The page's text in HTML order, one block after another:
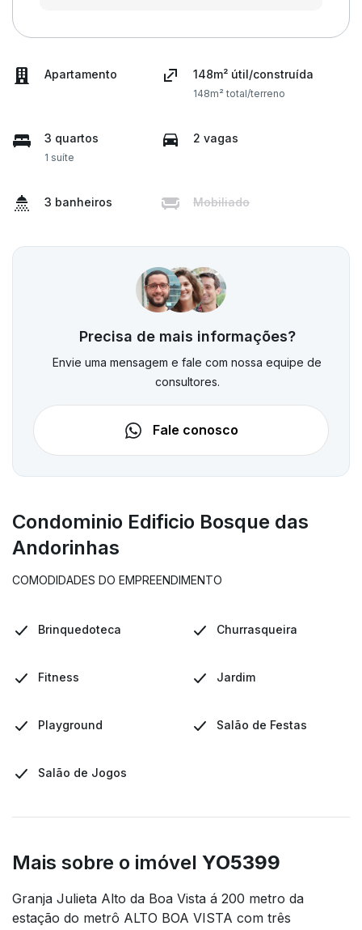
Apartamento 148m² útil/construída
148m² total/terreno
3 quartos
1 suíte
2 vagas
3 banheiros Mobiliado
Precisa de mais informações?
Envie uma mensagem e fale com nossa equipe de
consultores.
Fale conosco
Condominio Edificio Bosque das
Andorinhas
COMODIDADES DO EMPREENDIMENTO
Brinquedoteca Churrasqueira
Fitness Jardim
Playground Salão de Festas
Salão de Jogos
Mais sobre o imóvel YO5399
Granja Julieta Alto da Boa Vista á 200 metro da
estação do metrô ALTO BOA VISTA com três